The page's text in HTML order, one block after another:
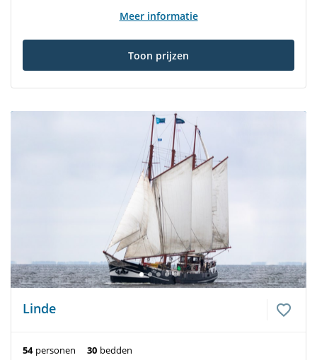
Meer informatie
Toon prijzen
Linde
54 personen 30 bedden